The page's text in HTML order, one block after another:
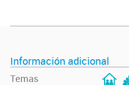
Información adicional
Temas